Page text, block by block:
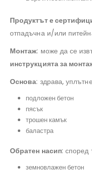
Продуктът е
отпадъчна и/или
Монтаж: може да се
инструкцията за
Основа: здрава,
подложен бетон
пясък
трошен камък
баластра
Обратен насип: според
земновлажен бетон